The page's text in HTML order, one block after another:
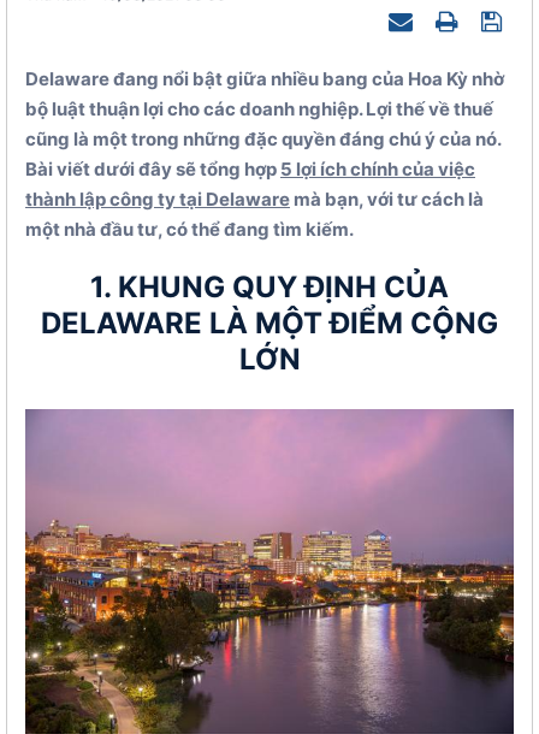
Delaware đang nổi bật giữa nhiều bang của Hoa Kỳ nhờ
bộ luật thuận lợi cho các doanh nghiệp. Lợi thế về thuế
cũng là một trong những đặc quyền đáng chú ý của nó.
Bài viết dưới đây sẽ tổng hợp 5 lợi ích chính của việc
thành lập công ty tại Delaware mà bạn, với tư cách là
một nhà đầu tư, có thể đang tìm kiếm.
1. KHUNG QUY ĐỊNH CỦA
DELAWARE LÀ MỘT ĐIỂM CỘNG
LỚN